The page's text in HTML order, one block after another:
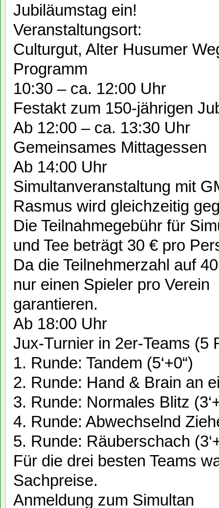
Jubiläumstag ein!
Veranstaltungsort:
Culturgut, Alter Husumer
Programm
10:30 – ca. 12:00 Uhr
Festakt zum 150-jährigen
Ab 12:00 – ca. 13:30 Uhr
Gemeinsames Mittagessen
Ab 14:00 Uhr
Simultanveranstaltung mit
Rasmus wird gleichzeitig
Die Teilnahmegebühr für
und Tee beträgt 30 € pro
Da die Teilnehmerzahl auf
nur einen Spieler pro Verein
garantieren.
Ab 18:00 Uhr
Jux-Turnier in 2er-Teams (5
1. Runde: Tandem (5‘+0“)
2. Runde: Hand & Brain an
3. Runde: Normales Blitz
4. Runde: Abwechselnd
5. Runde: Räuberschach
Für die drei besten Teams
Sachpreise.
Anmeldung zum Simultan